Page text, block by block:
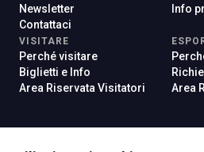
Newsletter
Contattaci
Info
VISITARE
Perché visitare
Biglietti e Info
Area Riservata Visitatori
Area